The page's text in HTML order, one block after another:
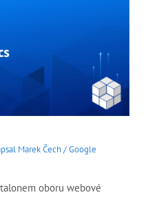
Marek Čech/Google
oboru webové